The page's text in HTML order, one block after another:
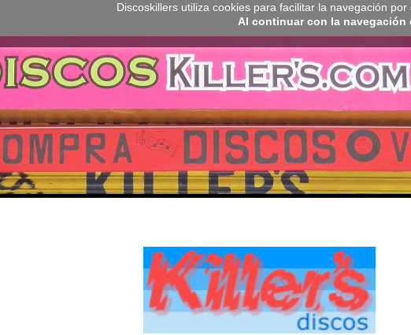
Discoskillers utiliza cookies para facilitar la navegación
Al continuar con la navegación